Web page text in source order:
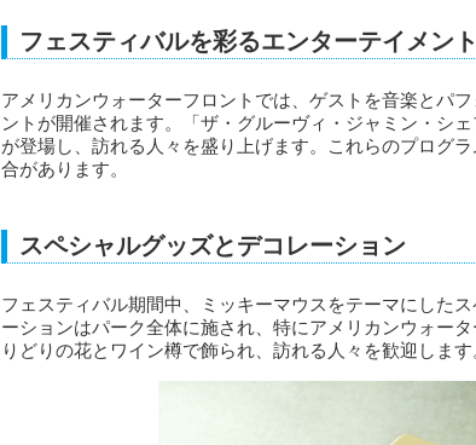
フェスティバルを彩るエンターテイメント
アメリカンウォーターフロントでは、ゲストを音楽とパ
ントが開催されます。「ザ・グルーヴィ・ジャミン・シ
が登場し、訪れる人々を盛り上げます。これらのプログ
合があります。
スペシャルグッズとデコレーション
フェスティバル期間中、ミッキーマウスをテーマにした
ーションはパーク全体に施され、特にアメリカンウォー
りどりの花とワイン樽で飾られ、訪れる人々を歓迎します